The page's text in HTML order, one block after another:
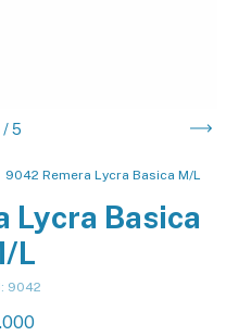
/5
9042 Remera Lycra Basica M/L
Lycra Basica
L
9042